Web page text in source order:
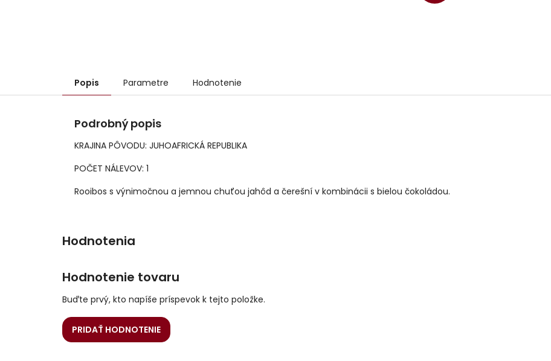
Popis Parametre Hodnotenie
Podrobný popis
KRAJINA PÔVODU: JUHOAFRICKÁ REPUBLIKA
POČET NÁLEVOV: 1
Rooibos s výnimočnou a jemnou chuťou jahôd a čerešní v kombinácii s bielou čokoládou.
Hodnotenie tovaru
Buďte prvý, kto napíše príspevok k tejto položke.
PRIDAŤ HODNOTENIE